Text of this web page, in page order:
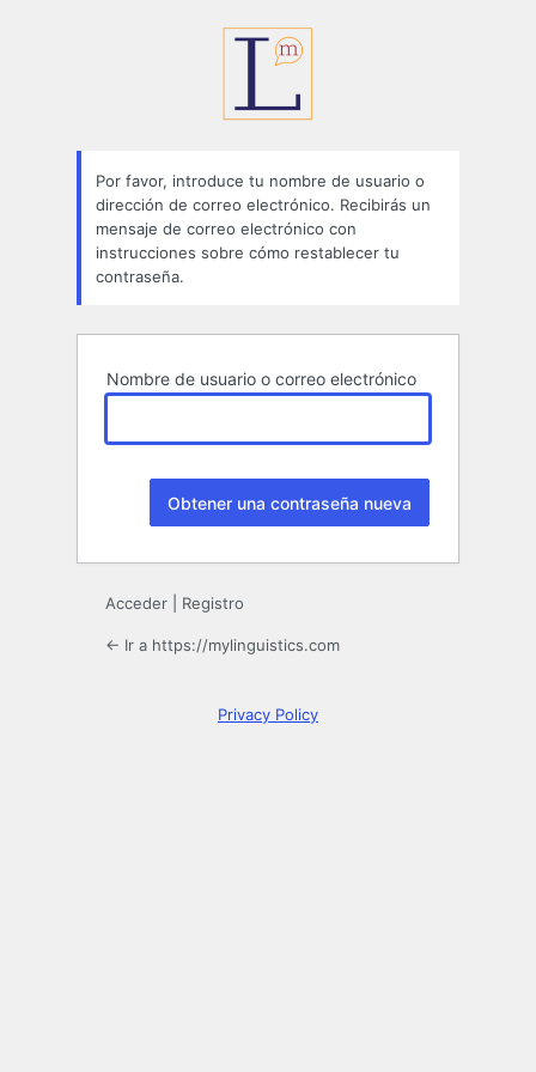
Por favor, introduce tu nombre de usuario o
dirección de correo electrónico. Recibirás un
mensaje de correo electrónico con
instrucciones sobre cómo restablecer tu
contraseña.
Nombre de usuario o correo electrónico
Acceder Registro
← Ir a https://mylinguistics.com
Privacy Policy